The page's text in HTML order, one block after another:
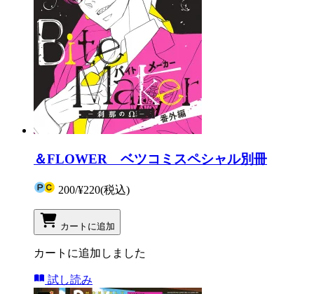
＆FLOWER ベツコミスペシャル別冊
200/¥220(税込)
カートに追加
カートに追加しました
試し読み